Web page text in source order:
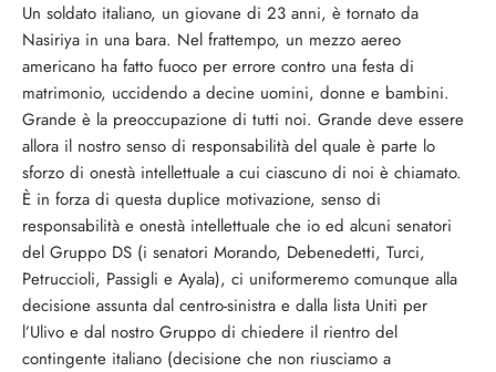
Un soldato italiano, un giovane di 23 anni, è tornato da
Nasiriya in una bara. Nel frattempo, un mezzo aereo
americano ha fatto fuoco per errore contro una festa di
matrimonio, uccidendo a decine uomini, donne e bambini.
Grande è la preoccupazione di tutti noi. Grande deve essere
allora il nostro senso di responsabilità del quale è parte lo
sforzo di onestà intellettuale a cui ciascuno di noi è chiamato.
È in forza di questa duplice motivazione, senso di
responsabilità e onestà intellettuale che io ed alcuni senatori
del Gruppo DS (i senatori Morando, Debenedetti, Turci,
Petruccioli, Passigli e Ayala), ci uniformeremo comunque alla
decisione assunta dal centro-sinistra e dalla lista Uniti per
l’Ulivo e dal nostro Gruppo di chiedere il rientro del
contingente italiano (decisione che non riusciamo a